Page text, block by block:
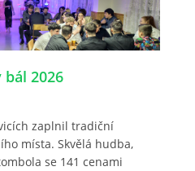
bál 2026
zaplnil tradiční
místa. Skvělá hudba,
se 141 cenami